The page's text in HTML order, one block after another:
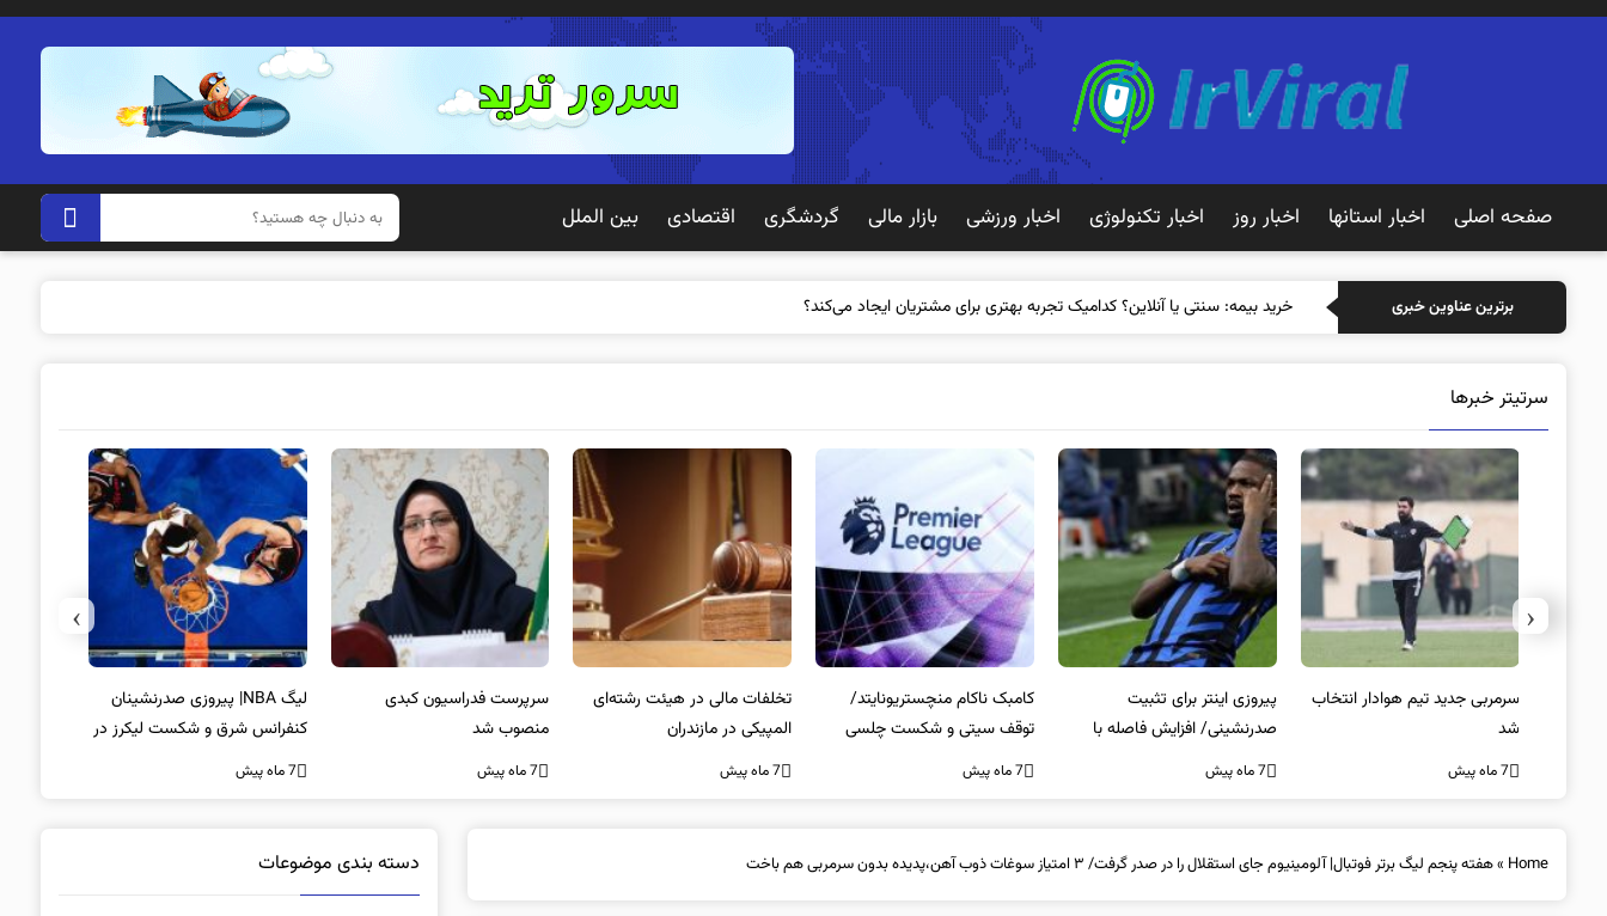
صفحه اصلی اخبار استانها اخبار روز اخبار تکنولوژی اخبار ورزشی بازار مالی گردشگری اقتصادی بین الملل
برترین عناوین خبری خرید بیمه:
سرتیتر خبرها
سرمربی جدید تیم هوادار انتخاب
شد
7 ماه پیش
پیروزی اینتر برای تثبیت
صدرنشینی/ افزایش فاصله با
ناپولی
7 ماه پیش
کامبک ناکام منچستریونایتد/
توقف سیتی و شکست چلسی
7 ماه پیش
تخلفات مالی در هیئت رشته‌ای
المپیکی در مازندران
7 ماه پیش
سرپرست فدراسیون کبدی
منصوب شد
7 ماه پیش
لیگ NBA| پیروزی صدرنشینان
کنفرانس شرق و شکست لیکرز در
غیاب جیمز
7 ماه پیش
‹
›
Home
»هفته پنجم لیگ برتر فوتبال| آلومینیوم جای استقلال را در صدر گرفت/ ۳ امتیاز سوغات ذوب آهن،پدیده بدون سرمربی هم باخت دسته بندی موضوعات